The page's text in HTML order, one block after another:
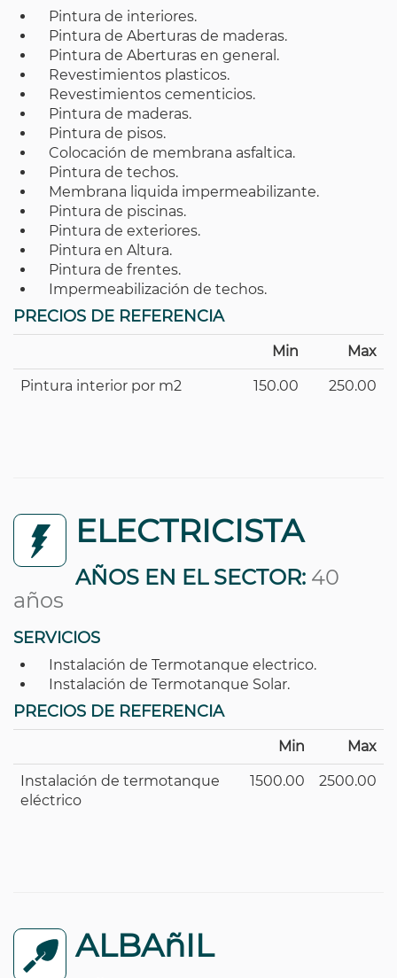
Pintura de interiores.
Pintura de Aberturas de maderas.
Pintura de Aberturas en general.
Revestimientos plasticos.
Revestimientos cementicios.
Pintura de maderas.
Pintura de pisos.
Colocación de membrana asfaltica.
Pintura de techos.
Membrana liquida impermeabilizante.
Pintura de piscinas.
Pintura de exteriores.
Pintura en Altura.
Pintura de frentes.
Impermeabilización de techos.
PRECIOS DE REFERENCIA
Min Max
Pintura interior por m2 150.00 250.00
ELECTRICISTA
AÑOS EN EL SECTOR: 40
años
SERVICIOS
Instalación de Termotanque electrico.
Instalación de Termotanque Solar.
PRECIOS DE REFERENCIA
Min Max
Instalación de termotanque
eléctrico
1500.00 2500.00
ALBAñIL